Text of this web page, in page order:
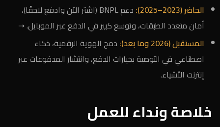
الحاضر (2023–2025):
دعم BNPL (اشتر الآن وادفع لاحقًا)،
أمان متعدد الطبقات، وتوسع كبير في الدفع عبر الموبايل. ➝
المستقبل (2026 وما بعد):
دمج الهوية الرقمية، ذكاء
اصطناعي في التوصية بخيارات الدفع، وانتشار المدفوعات عبر
إنترنت الأشياء.
خلاصة ونداء للعمل